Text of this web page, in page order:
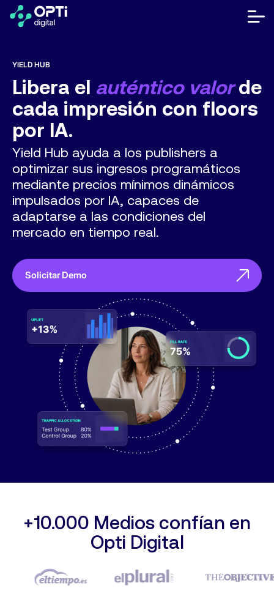
Saltar
contenido
Anunciantes
Recursos
Sobre Nosotros
Hablar con Ventas
Centro de ayuda
¿Hablamos?
EN ES
YIELD HUB
Libera el auténtico valorde
cada impresión con floors
por IA.
Yield Hub ayuda a los publishers a
optimizar sus ingresos programáticos
mediante precios mínimos dinámicos
impulsados por IA, capaces de
adaptarse a las condiciones del
mercado en tiempo real.
Solicitar Demo
+10.000 Medios confían en
Opti Digital